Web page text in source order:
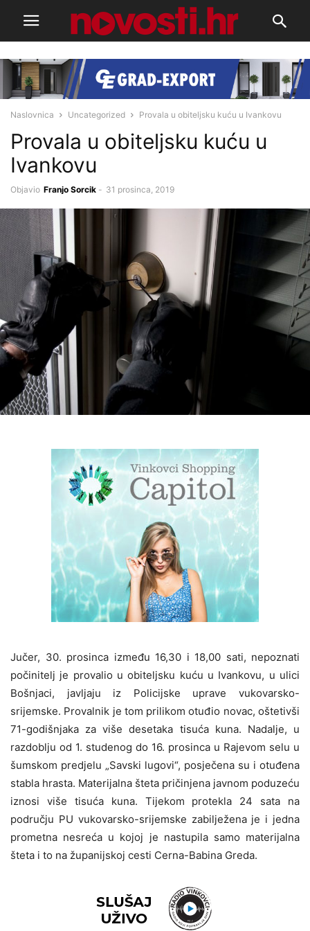
Naslovnica Uncategorized Provala u obiteljsku kuću u Ivankovu
Provala u obiteljsku kuću u
Ivankovu
Objavio Franjo Sorcik - 31 prosinca, 2019
Jučer, 30. prosinca između 16,30 i 18,00 sati, nepoznati
počinitelj je provalio u obiteljsku kuću u Ivankovu, u ulici
Bošnjaci, javljaju iz Policijske uprave vukovarsko-
srijemske. Provalnik je tom prilikom otuđio novac, oštetivši
71-godišnjaka za više desetaka tisuća kuna. Nadalje, u
razdoblju od 1. studenog do 16. prosinca u Rajevom selu u
šumskom predjelu „Savski lugovi“, posječena su i otuđena
stabla hrasta. Materijalna šteta pričinjena javnom poduzeću
iznosi više tisuća kuna. Tijekom protekla 24 sata na
području PU vukovarsko-srijemske zabilježena je i jedna
prometna nesreća u kojoj je nastupila samo materijalna
šteta i to na županijskoj cesti Cerna-Babina Greda.